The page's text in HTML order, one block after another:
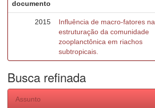
documento
2015
Influência de macro-fatores na
estruturação da comunidade
zooplanctônica em riachos
subtropicais.
Busca refinada
Assunto